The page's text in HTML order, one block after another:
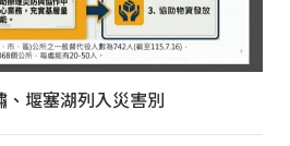
堰塞湖列入災害別